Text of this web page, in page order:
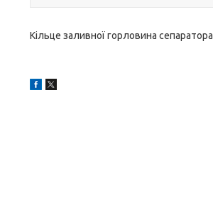
Кільце заливної горловина сепаратора